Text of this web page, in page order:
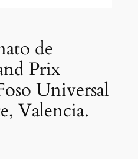
de
Prix
Universal
Valencia.